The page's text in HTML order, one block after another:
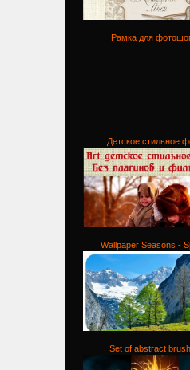
Рамка для
Детское стильное
Wallpaper Seasons -
Set of abstract